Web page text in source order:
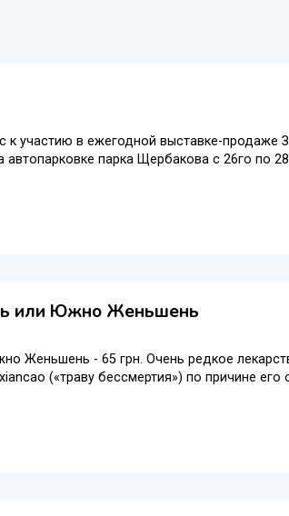
участию в ежегодной выставке-продаже
парка Щербакова с 26го по
или Южно Женьшень
Женьшень - 65 грн. Очень редкое
(«траву бессмертия») по причине его